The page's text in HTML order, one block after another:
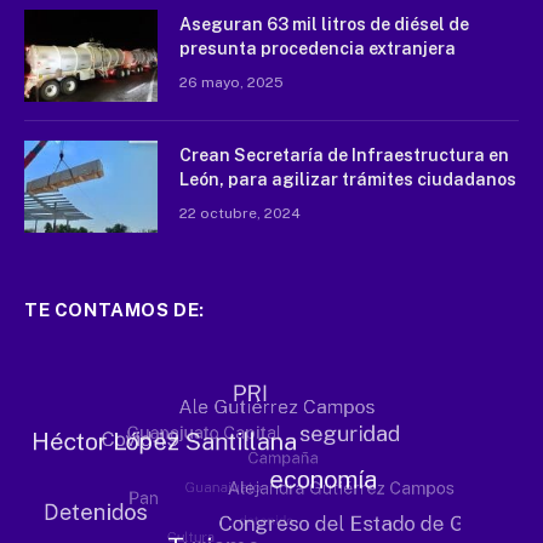
Aseguran 63 mil litros de diésel de
presunta procedencia extranjera
26 mayo, 2025
Crean Secretaría de Infraestructura en
León, para agilizar trámites ciudadanos
22 octubre, 2024
TE CONTAMOS DE: